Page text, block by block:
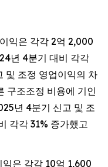
익은 각각 2억 2,000
년 4분기 대비 각각
및 조정 영업이익의 차
구조조정 비용에 기인
년 4분기 신고 및 조
각각 31% 증가했고
은 각각 10억 1,600